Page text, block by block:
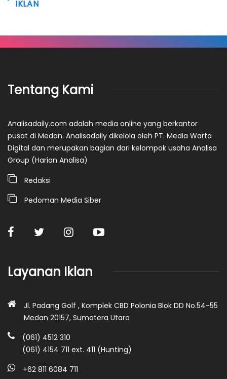
IKLAN
Tentang Kami
Analisadaily.com adalah media online yang berkantor
pusat di Medan. Analisadaily dikelola oleh PT. Media Warta
Digital dan merupakan bagian dari kelompok usaha Analisa
Group (Harian Analisa)
Redaksi
Pedoman Media Siber
Layanan Iklan
Jl. Padang Golf , Komplek CBD Polonia Blok DD No.54-55
Medan 20157, Sumatera Utara
(061) 4512 310
(061) 4154 711 ext. 411 (Hunting)
+62 811 6084 711